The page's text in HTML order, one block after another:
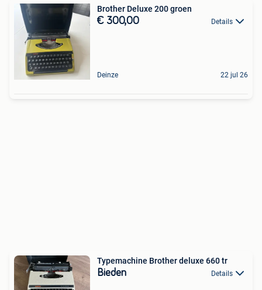
Brother Deluxe 200 groen
€ 300,00 Details
Deinze 22 jul 26
Typemachine Brother deluxe 660 tr
Bieden Details